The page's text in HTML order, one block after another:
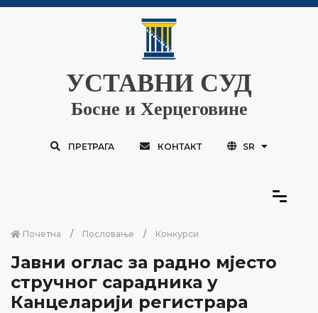
УСТАВНИ СУД
Босне и Херцеговине
ПРЕТРАГА КОНТАКТ SR
Почетна Пословање Конкурси
Јавни оглас за радно мјесто
стручног сарадника у
Канцеларији регистрара